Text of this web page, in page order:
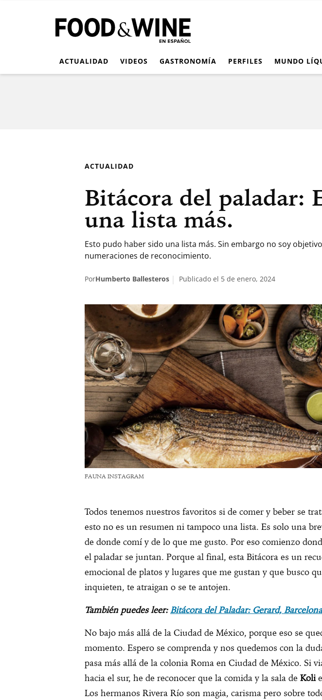
ACTUALIDAD VIDEOS GASTRONOMÍA PERFILES MUNDO
ACTUALIDAD
Bitácora del paladar:
una lista más.
Esto pudo haber sido una lista más. Sin embargo no soy
numeraciones de reconocimiento.
PorHumberto Ballesteros Publicado el 5 de enero, 2024
FAUNA INSTAGRAM
Todos tenemos nuestros favoritos si de comer y beber se
esto no es un resumen ni tampoco una lista. Es solo una
de donde comí y de lo que me gusto. Por eso comienzo
el paladar se juntan. Porque al final, esta Bitácora es un
emocional de platos y lugares que me gustan y que busco
inquieten, te atraigan o se te antojen.
También puedes leer:Bitácora del Paladar: Gerard,
No bajo más allá de la Ciudad de México, porque eso se
momento. Espero se comprenda y nos quedemos con la
pasa más allá de la colonia Roma en Ciudad de México. Si
hacia el sur, he de reconocer que la comida y la sala de Koli
Los hermanos Rivera Río son magia, carisma pero sobre